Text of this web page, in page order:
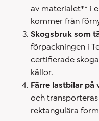
av materialet** i
kommer från
Skogsbruk som
förpackningen i
certifierade
källor.
Färre lastbilar på
och
rektangulära